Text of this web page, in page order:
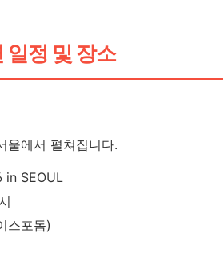
일정 및 장소
울에서 펼쳐집니다.
in SEOUL
스포돔)